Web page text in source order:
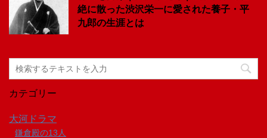
絶に散った渋沢栄一に愛された養子・平
九郎の生涯とは
カテゴリー
大河ドラマ
鎌倉殿の13人